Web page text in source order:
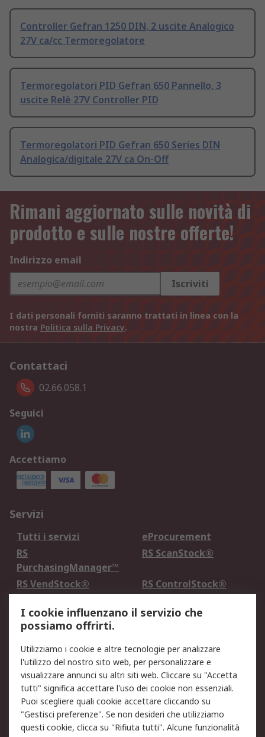
Controller Gefran 1250 DIN, 2 uscite Analogico
27V ca/cc Termoregolatore
Termoregolatori PID Gefran 650 Pannello, 3
uscite Relè 27V Controller PID
Termoregolatori PID Gefran 650 Series DIN
Analogica/digitale 27V ca On-Off
Rimani aggiornato sulle novità di
prodotto e sulle nostre offerte!
Indirizzo email
Iscriviti
I dati personali forniti saranno trattati in linea con la
nostra Politica sulla Privacy.
Contattaci
02.66.058.1
Seguici
Accettiamo
Servizi
Tutti i servizi
eProcurement
RS
PurchasingManager™
RS ScanStock®
RS VendStock®
RS ControlStock®
Legale
Informativa Cookie
Informativa Privacy -
Aggiornata
Email Security
Termini d'uso
Condizioni di vendita
Condizioni generali di
servizio
Etica e responsabilità
I cookie influenzano il servizio che
possiamo offrirti.
Utilizziamo i cookie e altre tecnologie per analizzare
l'utilizzo del nostro sito web, per personalizzare e
visualizzare annunci su altri siti web. Cliccare su "Accetta
tutti" significa accettare l'uso dei cookie non essenziali.
Puoi scegliere quali cookie accettare cliccando su
"Gestisci preferenze". Se non desideri che utilizziamo
questi cookie, clicca su "Rifiuta tutti". Alcune funzionalità